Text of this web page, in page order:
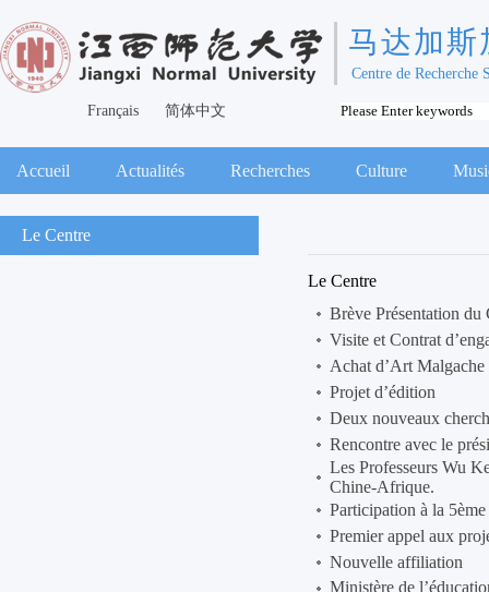
马达加斯
Centre de Recherche
Français 简体中文
Accueil Actualités Recherches Culture
Le Centre
Le Centre
Brève Présentation du
Visite et Contrat
Achat d’Art Malgache
Projet d’édition
Deux nouveaux
Rencontre avec le
Les Professeurs Wu
Chine-Afrique.
Participation à la
Premier appel aux
Nouvelle affiliation
Ministère de